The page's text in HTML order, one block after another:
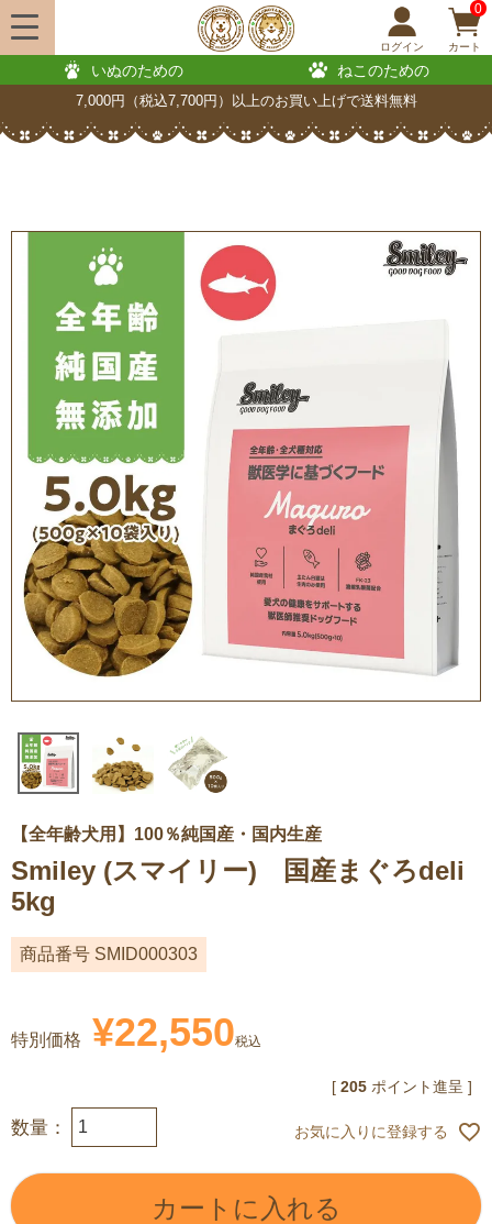
ログイン
0
カート
いぬのための ねこのための
7,000円（税込7,700円）以上のお買い上げで送料無料
【全年齢犬用】100％純国産・国内生産
Smiley (スマイリー) 国産まぐろdeli
5kg
商品番号 SMID000303
特別価格 ¥22,550税込
[ 205 ポイント進呈 ]
お気に入りに登録する
カートに入れる